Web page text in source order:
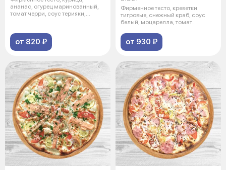
ананас, огурец маринованный,
томат черри, соус терияки,
от 820 ₽
Фирменное тесто, креветки
тигровые, снежный краб, соус
белый, моцарелла, томат.
от 930 ₽